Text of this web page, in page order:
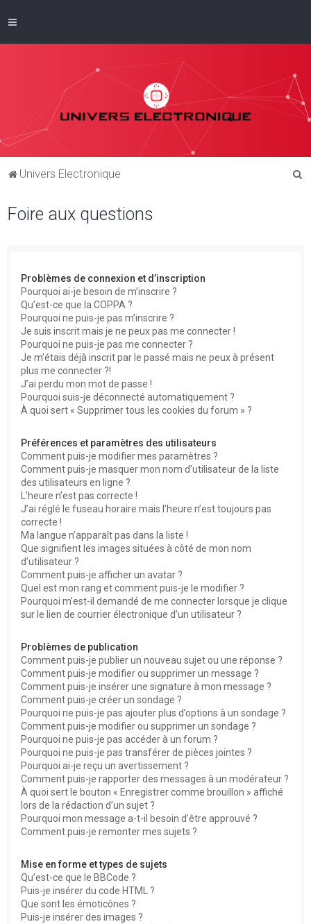
Univers Electronique
Foire aux questions
Problèmes de connexion et d’inscription
Pourquoi ai-je besoin de m’inscrire ?
Qu’est-ce que la COPPA ?
Pourquoi ne puis-je pas m’inscrire ?
Je suis inscrit mais je ne peux pas me connecter !
Pourquoi ne puis-je pas me connecter ?
Je m’étais déjà inscrit par le passé mais ne peux à présent
plus me connecter ?!
J’ai perdu mon mot de passe !
Pourquoi suis-je déconnecté automatiquement ?
À quoi sert « Supprimer tous les cookies du forum » ?
Préférences et paramètres des utilisateurs
Comment puis-je modifier mes paramètres ?
Comment puis-je masquer mon nom d’utilisateur de la liste
des utilisateurs en ligne ?
L’heure n’est pas correcte !
J’ai réglé le fuseau horaire mais l’heure n’est toujours pas
correcte !
Ma langue n’apparaît pas dans la liste !
Que signifient les images situées à côté de mon nom
d’utilisateur ?
Comment puis-je afficher un avatar ?
Quel est mon rang et comment puis-je le modifier ?
Pourquoi m’est-il demandé de me connecter lorsque je clique
sur le lien de courrier électronique d’un utilisateur ?
Problèmes de publication
Comment puis-je publier un nouveau sujet ou une réponse ?
Comment puis-je modifier ou supprimer un message ?
Comment puis-je insérer une signature à mon message ?
Comment puis-je créer un sondage ?
Pourquoi ne puis-je pas ajouter plus d’options à un sondage ?
Comment puis-je modifier ou supprimer un sondage ?
Pourquoi ne puis-je pas accéder à un forum ?
Pourquoi ne puis-je pas transférer de pièces jointes ?
Pourquoi ai-je reçu un avertissement ?
Comment puis-je rapporter des messages à un modérateur ?
À quoi sert le bouton « Enregistrer comme brouillon » affiché
lors de la rédaction d’un sujet ?
Pourquoi mon message a-t-il besoin d’être approuvé ?
Comment puis-je remonter mes sujets ?
Mise en forme et types de sujets
Qu’est-ce que le BBCode ?
Puis-je insérer du code HTML ?
Que sont les émoticônes ?
Puis-je insérer des images ?